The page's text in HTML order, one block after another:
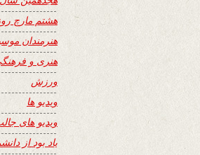
هشتم مارچ
هنرمندان
هنری و
ورزش
ویدیو ها
ویدیو های
یاد بود از